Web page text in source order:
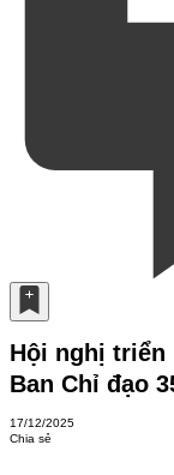
Hội nghị triển
Ban Chỉ đạo
17/12/2025
Chia sẻ